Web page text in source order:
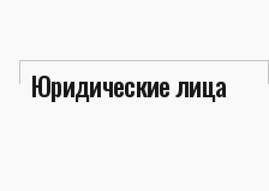
Юридические лица